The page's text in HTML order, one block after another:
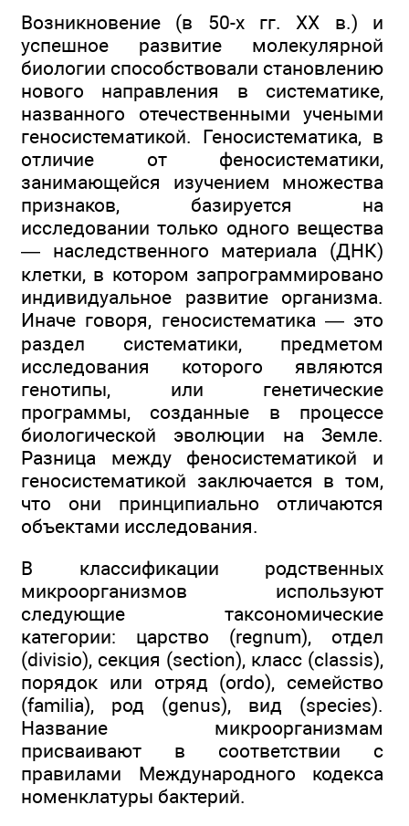
Возникновение (в 50-х гг. XX в.) и
успешное развитие молекулярной
биологии способствовали становлению
нового направления в систематике,
названного отечественными учеными
геносистематикой. Геносистематика, в
отличие от феносистематики,
занимающейся изучением множества
признаков, базируется на
исследовании только одного вещества
— наследственного материала (ДНК)
клетки, в котором запрограммировано
индивидуальное развитие организма.
Иначе говоря, геносистематика — это
раздел систематики, предметом
исследования которого являются
генотипы, или генетические
программы, созданные в процессе
биологической эволюции на Земле.
Разница между феносистематикой и
геносистематикой заключается в том,
что они принципиально отличаются
объектами исследования.
В классификации родственных
микроорганизмов используют
следующие таксономические
категории: царство (regnum), отдел
(divisio), секция (section), класс (classis),
порядок или отряд (ordo), семейство
(familia), род (genus), вид (species).
Название микроорганизмам
присваивают в соответствии с
правилами Международного кодекса
номенклатуры бактерий.